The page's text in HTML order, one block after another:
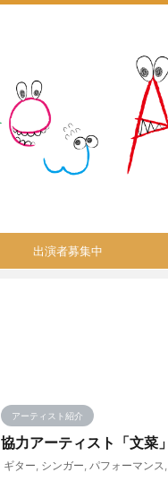
出演者募集中
アーティスト紹介
協力アーティスト「文菜」
ギター, シンガー, パフォーマンス,